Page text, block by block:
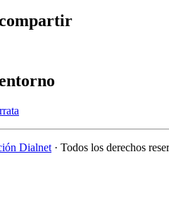
Dialnet · Todos los derechos